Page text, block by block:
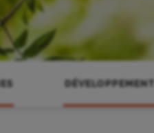
DÉVELOPPEMENT